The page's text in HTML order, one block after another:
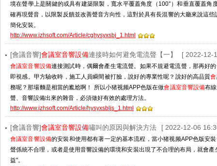
境在聲學上是關鍵的或具有建築限製，寬水平覆蓋角度（100°）和垂直覆蓋
確再現聲音，以限製反饋並改善聲音方向性，這對於具有長混響的大廳來說這
簡化安裝。
http://www.jzhsoft.com/Article/cghysyxsbj_1.html
[會議音響]會議室音響設備連接時如何避免電流聲【一】 [ 2022-12-
會議室音響設備連接測試時，偶爾會產生電流聲。如果不規避電流聲，那再好
即視感。甲方驗收時，施工人員瞬間被打臉，說好的專業性呢？說好的高品質
務呢？那場麵是相當的尷尬啊！ 所以小猪视频APP色版在做會議室音響設備布線
聲、音響設備出來的雜音，必須做好有效的處理方法。
http://www.jzhsoft.com/Article/hysyxsbljs_1.html
[會議音響]會議室音響設備嘯叫的原因與解決方法 [ 2022-12-06
會議室音響設備的安裝和使用都有著一定的基本流程，當小猪视频APP色版安裝
聲係統不合理，或者是使用音響設備的環境和安裝出現了不合理的布局，就會
益"。